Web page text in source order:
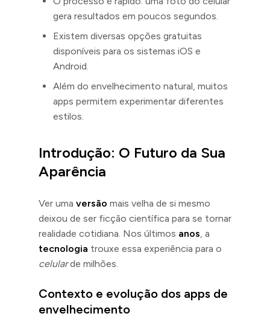
gera resultados em poucos segundos.
Existem diversas opções gratuitas
disponíveis para os sistemas iOS e
Android.
Além do envelhecimento natural, muitos
apps permitem experimentar diferentes
estilos.
Introdução: O Futuro da Sua
Aparência
Ver uma versão mais velha de si mesmo
deixou de ser ficção científica para se tornar
realidade cotidiana. Nos últimos anos, a
tecnologia trouxe essa experiência para o
celularde milhões.
Contexto e evolução dos apps de
envelhecimento